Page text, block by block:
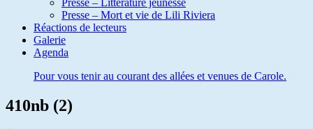
Presse – Littérature jeunesse
Presse – Mort et vie de Lili Riviera
Réactions de lecteurs
Galerie
Agenda
Pour vous tenir au courant des allées et venues de Carole.
410nb (2)